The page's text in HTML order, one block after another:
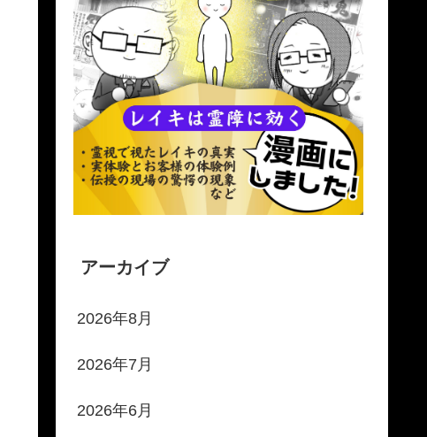
アーカイブ
2026年8月
2026年7月
2026年6月